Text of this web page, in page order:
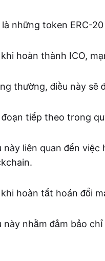
những token ERC-
khi hoàn thành ICO,
thường, điều này sẽ
đoạn tiếp theo trong
này liên quan đến việc
khi hoàn tất hoán đổi
này nhằm đảm bảo